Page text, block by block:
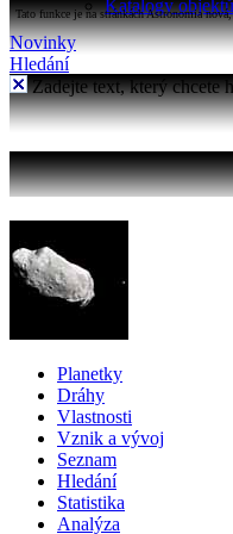
Katalogy objektů
Tato funkce je na stránkách Astronomia
Novinky
Hledání
Zadejte text, který chcete
Planetky
Dráhy
Vlastnosti
Vznik a vývoj
Seznam
Hledání
Statistika
Analýza